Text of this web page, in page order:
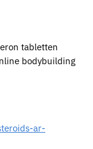
tabletten
bodybuilding
ar-